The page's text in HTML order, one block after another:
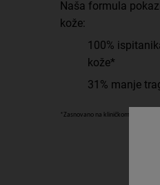
Naša formula
kože:
100%
kože*
31% manje
*Zasnovano na kliničkom